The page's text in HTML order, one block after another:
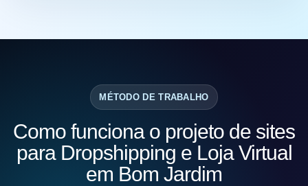
MÉTODO DE TRABALHO
Como funciona o projeto de sites
para Dropshipping e Loja Virtual
em Bom Jardim